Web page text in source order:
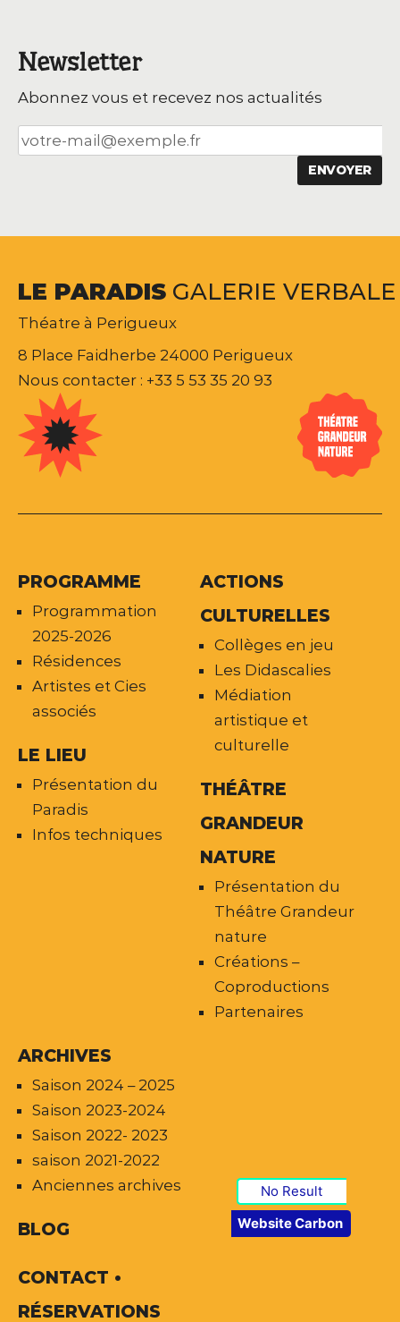
Newsletter
Abonnez vous et recevez nos actualités
LE PARADIS GALERIE VERBALE
Théatre à Perigueux
8 Place Faidherbe 24000 Perigueux
Nous contacter : +33 5 53 35 20 93
PROGRAMME
Programmation
2025-2026
Résidences
Artistes et Cies
associés
LE LIEU
Présentation du
Paradis
Infos techniques
ACTIONS
CULTURELLES
Collèges en jeu
Les Didascalies
Médiation
artistique et
culturelle
THÉÂTRE
GRANDEUR
NATURE
Présentation du
Théâtre Grandeur
nature
Créations –
Coproductions
Partenaires
ARCHIVES
Saison 2024 – 2025
Saison 2023-2024
Saison 2022- 2023
saison 2021-2022
Anciennes archives
BLOG
CONTACT •
RÉSERVATIONS
No Result
Website Carbon